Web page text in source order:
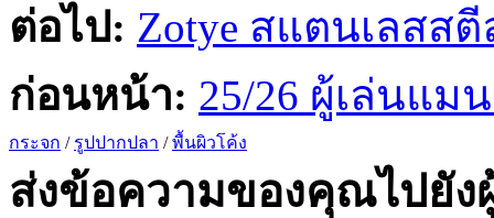
ต่อไป: Zotye สแตนเลสสตี
ก่อนหน้า: 25/26 ผู้เล่นแม
กระจก / รูปปากปลา /พื้นผิวโค้ง
ส่งข้อความของคุณไปยัง